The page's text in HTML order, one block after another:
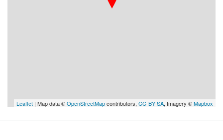
Leaflet | Map data ©OpenStreetMapcontributors, CC-BY-SA, Imagery ©Mapbox